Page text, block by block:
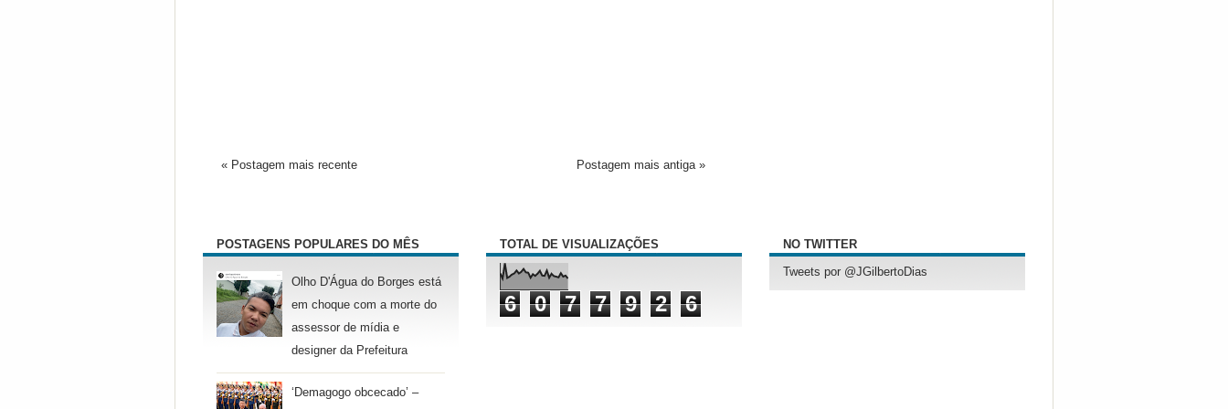
« Postagem mais recente Postagem mais antiga »
POSTAGENS POPULARES DO MÊS
Olho D'Água do Borges está
em choque com a morte do
assessor de mídia e
designer da Prefeitura
‘Demagogo obcecado’ –
TOTAL DE VISUALIZAÇÕES
6 0 7 7 9 2 6
NO TWITTER
Tweets por @JGilbertoDias